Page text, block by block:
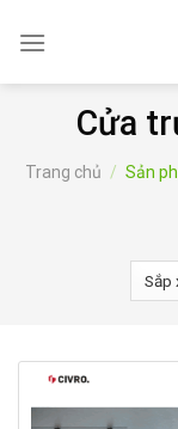
Cửa
Trang chủ / Sản